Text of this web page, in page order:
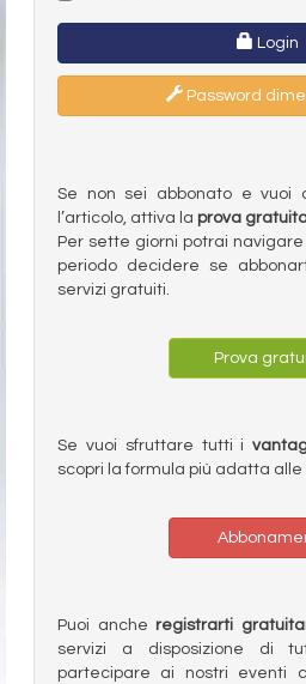
Login
Password
Se non sei abbonato e vuoi
l’articolo, attiva la prova
Per sette giorni potrai
periodo decidere se
servizi gratuiti.
Prova
Se vuoi sfruttare tutti i
scopri la formula più adatta
Puoi anche registrarti
servizi a disposizione di
partecipare ai nostri eventi